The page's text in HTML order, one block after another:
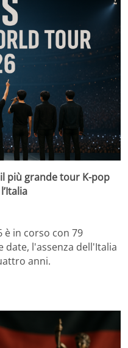
più grande tour K-pop
è in corso con 79
date, l'assenza dell'Italia
anni.